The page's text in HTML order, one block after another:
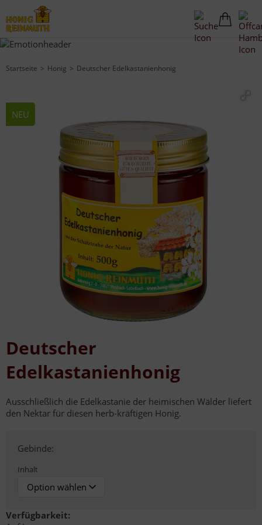
Startseite Honig Deutscher Edelkastanienhonig
NEU
Deutscher
Edelkastanienhonig
Ausschließlich die Edelkastanie der heimischen Wälder liefert
den Nektar für diesen herb-kräftigen Honig.
Gebinde:
Inhalt
Verfügbarkeit: